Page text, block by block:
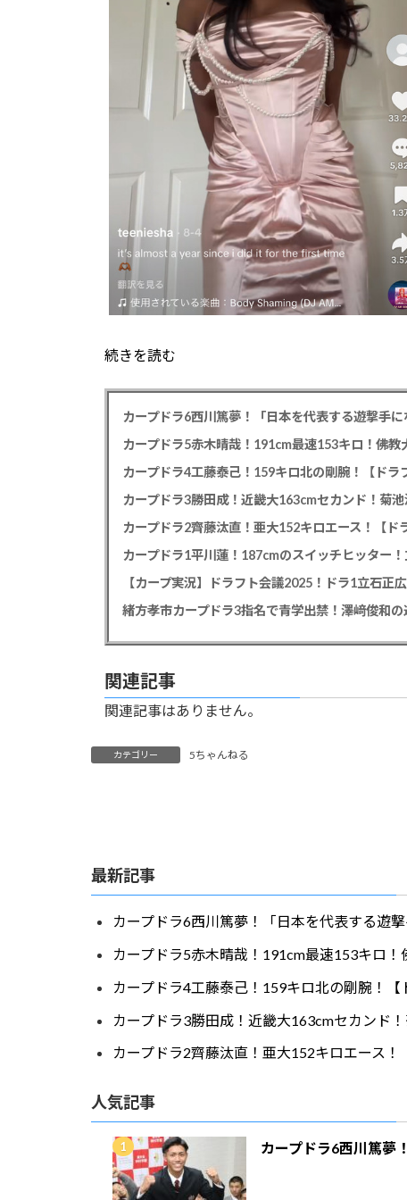
続きを読む
カープドラ6西川篤夢！「日本を代表する遊撃手
カープドラ5赤木晴哉！191cm最速153キロ！佛教
カープドラ4工藤泰己！159キロ北の剛腕！【ドラ
カープドラ3勝田成！近畿大163cmセカンド！菊
カープドラ2齊藤汰直！亜大152キロエース！【ド
【カープ実況】ドラフト会議2025！ドラ1立石正
緒方孝市カープドラ3指名で青学出禁！澤﨑俊和
関連記事
関連記事はありません。
カテゴリー 5ちゃんねる
最新記事
カープドラ6西川篤夢！「日本を代表する遊
カープドラ5赤木晴哉！191cm最速153キロ
カープドラ4工藤泰己！159キロ北の剛腕！【
カープドラ3勝田成！近畿大163cmセカンド
カープドラ2齊藤汰直！亜大152キロエース！
人気記事
カープドラ6西川篤夢